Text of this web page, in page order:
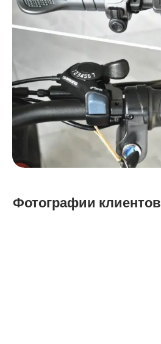
Фотографии клиентов